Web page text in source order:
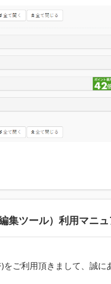
集ツール）利用マニュ
ご利用頂きまして、誠に